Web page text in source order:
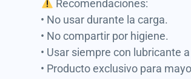
Recomendaciones:
• No usar durante la carga.
• No compartir por higiene.
• Usar siempre con lubricante
• Producto exclusivo para